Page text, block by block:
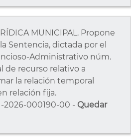
MUNICIPAL. Propone
Sentencia, dictada por el
Administrativo núm.
de recurso relativo a
la relación temporal
relación fija.
2026-000190-00 - Quedar